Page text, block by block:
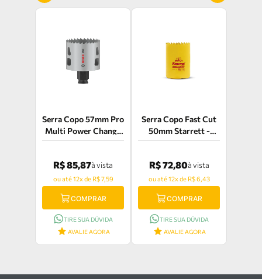
Serra Copo 57mm Pro
Multi Power Change
Bosch - 2608594392
R$ 85,87à vista
ou até 12x de R$ 7,59
COMPRAR
TIRE SUA DÚVIDA
AVALIE AGORA
Serra Copo Fast Cut
50mm Starrett -
FCH050M-G
R$ 72,80à vista
ou até 12x de R$ 6,43
COMPRAR
TIRE SUA DÚVIDA
AVALIE AGORA